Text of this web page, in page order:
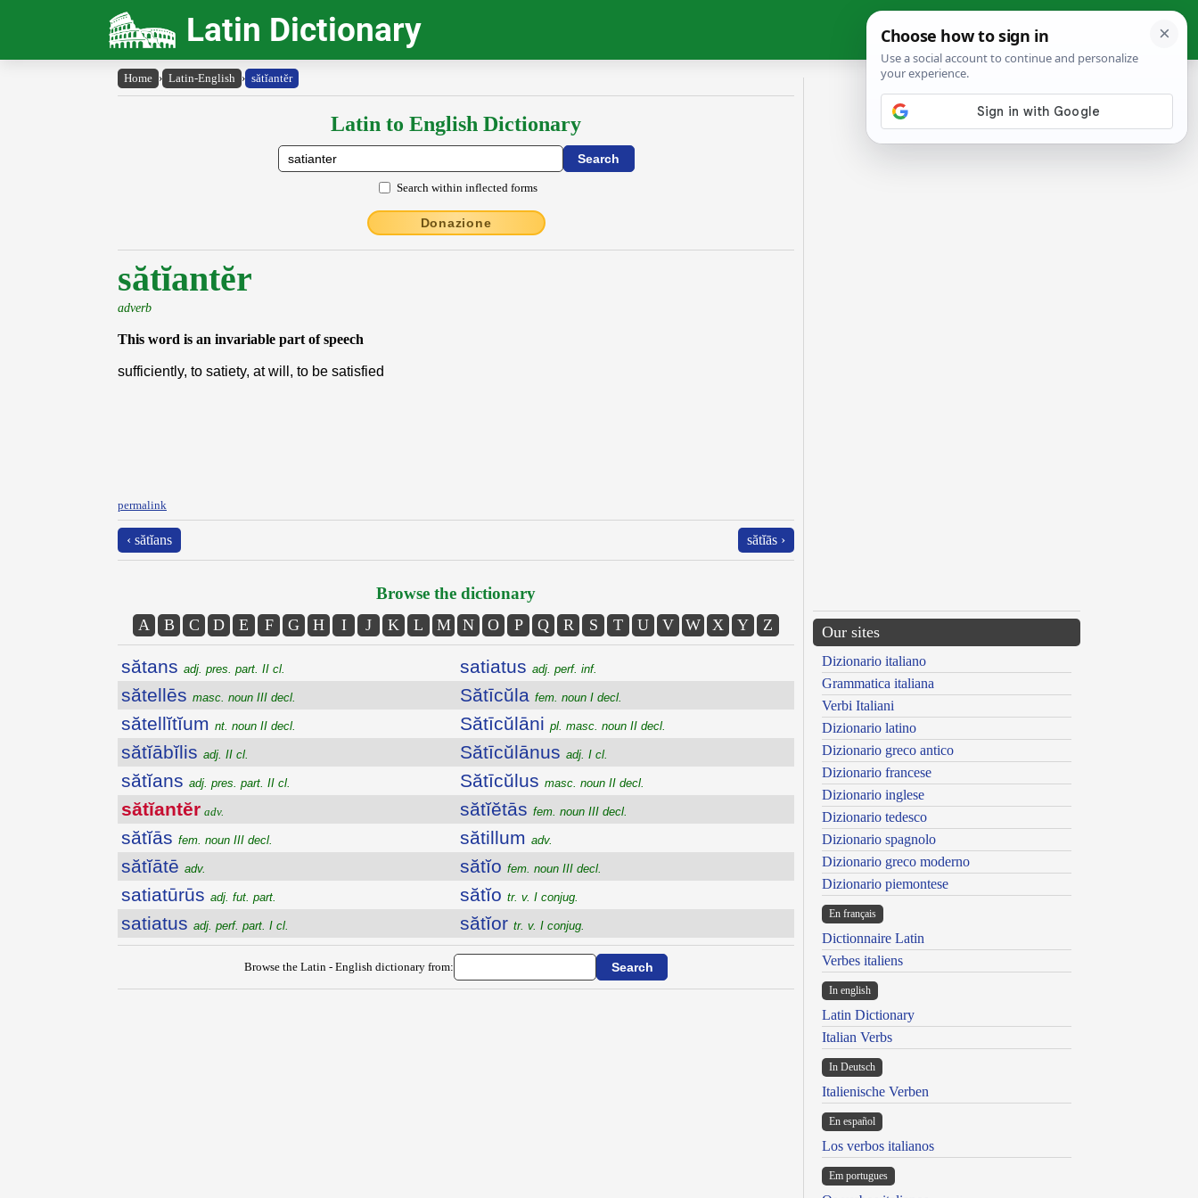
Latin Dictionary
Home › Latin-English › sătĭantĕr
Latin to English Dictionary
Search within inflected forms
Donazione
sătĭantĕr
adverb
This word is an invariable part of speech
sufficiently, to satiety, at will, to be satisfied
permalink
‹ sătĭans sătĭās ›
Browse the dictionary
A B C D E F G H I J K L M N O P Q R S T U V W X Y Z
sătans adj. pres. part. II cl.
sătellēs masc. noun III decl.
sătellĭtĭum nt. noun II decl.
sătĭābĭlis adj. II cl.
sătĭans adj. pres. part. II cl.
sătĭantĕr adv.
sătĭās fem. noun III decl.
sătĭātē adv.
satiatūrūs adj. fut. part.
satiatus adj. perf. part. I cl.
satiatus adj. perf. inf.
Sătīcŭla fem. noun I decl.
Sătīcŭlāni pl. masc. noun II decl.
Sătīcŭlānus adj. I cl.
Sătīcŭlus masc. noun II decl.
sătĭĕtās fem. noun III decl.
sătillum adv.
sătĭo fem. noun III decl.
sătĭo tr. v. I conjug.
sătĭor tr. v. I conjug.
Browse the Latin - English dictionary from:
Our sites
Dizionario italiano
Grammatica italiana
Verbi Italiani
Dizionario latino
Dizionario greco antico
Dizionario francese
Dizionario inglese
Dizionario tedesco
Dizionario spagnolo
Dizionario greco moderno
Dizionario piemontese
En français
Dictionnaire Latin
Verbes italiens
In english
Latin Dictionary
Italian Verbs
In Deutsch
Italienische Verben
En español
Los verbos italianos
Em portugues